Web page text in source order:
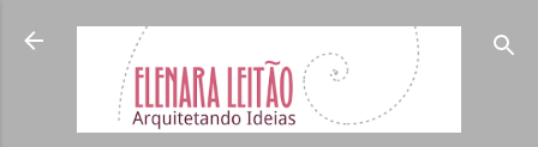
Pular para o conteúdo principal